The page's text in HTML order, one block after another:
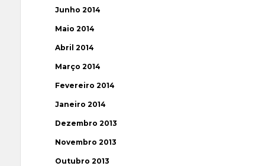
Junho 2014
Maio 2014
Abril 2014
Março 2014
Fevereiro 2014
Janeiro 2014
Dezembro 2013
Novembro 2013
Outubro 2013